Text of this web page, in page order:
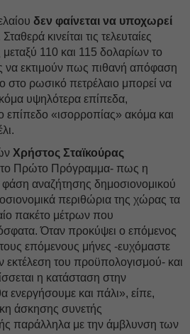
δεν φαίνεται να υποχωρεί
κινείται τις τελευταίες
110 και 115 δολαρίων το
να εκτιμούν πως πιθανή απόφαση
στο ρωσικό πετρέλαιο μπορεί να
υψηλότερα επίπεδα,
επίπεδο «ισορροπίας» ακόμα και
Χρήστος Σταϊκούρας
Πρώτο Πρόγραμμα- πως η
φάση αναζήτησης δημοσιονομικού
περιθώρια της χώρας τα
πακέτο μέτρων που
Όταν προκύψει ο επόμενος
επόμενους μήνες -ευχόμαστε
εκτέλεση του προϋπολογισμού- και
η κατάσταση στην
ενεργήσουμε και πάλι», είπε,
άσκησης συνετής
παράλληλα με την άμβλυνση των